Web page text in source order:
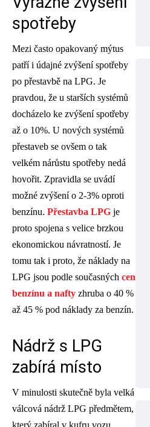
spotřeby
Mezi často opakovaný mýtus
patří i údajné zvýšení spotřeby
po přestavbě na LPG. Je
pravdou, že u starších systémů
docházelo ke zvýšení spotřeby
až o 10%. U nových systémů
přestaveb se ovšem o tak
velkém nárůstu spotřeby nedá
hovořit. Zpravidla se uvádí
možné zvýšení o 2-3% oproti
benzínu. Přestavba LPG je
proto spojena s velice brzkou
ekonomickou návratností. Je
tomu tak i proto, že náklady na
LPG jsou podle současných cen
benzínu a nafty zhruba o 40 %
až 45 % pod náklady za benzín.
Nádrž s LPG
zabírá místo
V minulosti skutečně byla velká
válcová nádrž LPG předmětem,
který zabíral v kufru vozu